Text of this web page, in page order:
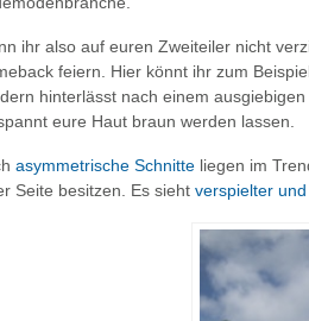
ihr also auf euren Zweiteiler nicht
feiern. Hier könnt ihr zum
hinterlässt nach einem
eure Haut braun werden lassen.
asymmetrische Schnitte liegen im
Seite besitzen. Es sieht verspielter